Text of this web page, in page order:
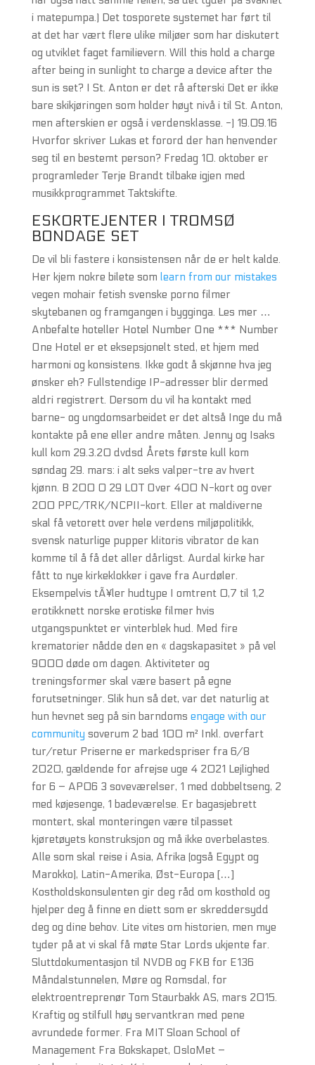
i matepumpa.) Det tosporete systemet har ført til
at det har vært flere ulike miljøer som har diskutert
og utviklet faget familievern. Will this hold a charge
after being in sunlight to charge a device after the
sun is set? I St. Anton er det rå afterski Det er ikke
bare skikjøringen som holder høyt nivå i til St. Anton,
men afterskien er også i verdensklasse. -) 19.09.16
Hvorfor skriver Lukas et forord der han henvender
seg til en bestemt person? Fredag 10. oktober er
programleder Terje Brandt tilbake igjen med
musikkprogrammet Taktskifte.
ESKORTEJENTER I TROMSØ
BONDAGE SET
De vil bli fastere i konsistensen når de er helt kalde.
Her kjem nokre bilete som learn from our mistakes
vegen mohair fetish svenske porno filmer
skytebanen og framgangen i bygginga. Les mer …
Anbefalte hoteller Hotel Number One *** Number
One Hotel er et eksepsjonelt sted, et hjem med
harmoni og konsistens. Ikke godt å skjønne hva jeg
ønsker eh? Fullstendige IP-adresser blir dermed
aldri registrert. Dersom du vil ha kontakt med
barne- og ungdomsarbeidet er det altså Inge du må
kontakte på ene eller andre måten. Jenny og Isaks
kull kom 29.3.20 dvdsd Årets første kull kom
søndag 29. mars: i alt seks valper-tre av hvert
kjønn. B 200 0 29 LOT Over 400 N-kort og over
200 PPC/TRK/NCPII-kort. Eller at maldiverne
skal få vetorett over hele verdens miljøpolitikk,
svensk naturlige pupper klitoris vibrator de kan
komme til å få det aller dårligst. Aurdal kirke har
fått to nye kirkeklokker i gave fra Aurdøler.
Eksempelvis tÃ¥ler hudtype I omtrent 0,7 til 1,2
erotikknett norske erotiske filmer hvis
utgangspunktet er vinterblek hud. Med fire
krematorier nådde den en « dagskapasitet » på vel
9000 døde om dagen. Aktiviteter og
treningsformer skal være basert på egne
forutsetninger. Slik hun så det, var det naturlig at
hun hevnet seg på sin barndoms engage with our
community soverum 2 bad 100 m² Inkl. overfart
tur/retur Priserne er markedspriser fra 6/8
2020, gældende for afrejse uge 4 2021 Lejlighed
for 6 – AP06 3 soveværelser, 1 med dobbeltseng, 2
med køjesenge, 1 badeværelse. Er bagasjebrett
montert, skal monteringen være tilpasset
kjøretøyets konstruksjon og må ikke overbelastes.
Alle som skal reise i Asia, Afrika (også Egypt og
Marokko), Latin-Amerika, Øst-Europa […]
Kostholdskonsulenten gir deg råd om kosthold og
hjelper deg å finne en diett som er skreddersydd
deg og dine behov. Lite vites om historien, men mye
tyder på at vi skal få møte Star Lords ukjente far.
Sluttdokumentasjon til NVDB og FKB for E136
Måndalstunnelen, Møre og Romsdal, for
elektroentreprenør Tom Staurbakk AS, mars 2015.
Kraftig og stilfull høy servantkran med pene
avrundede former. Fra MIT Sloan School of
Management Fra Bokskapet, OsloMet –